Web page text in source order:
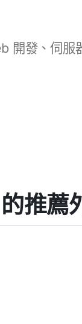
開發、伺服
推薦